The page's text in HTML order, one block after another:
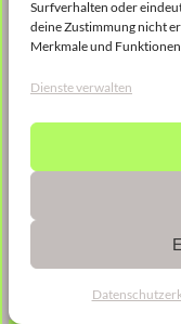
Surfverhalten oder
deine Zustimmung nicht
Merkmale und
Dienste verwalten